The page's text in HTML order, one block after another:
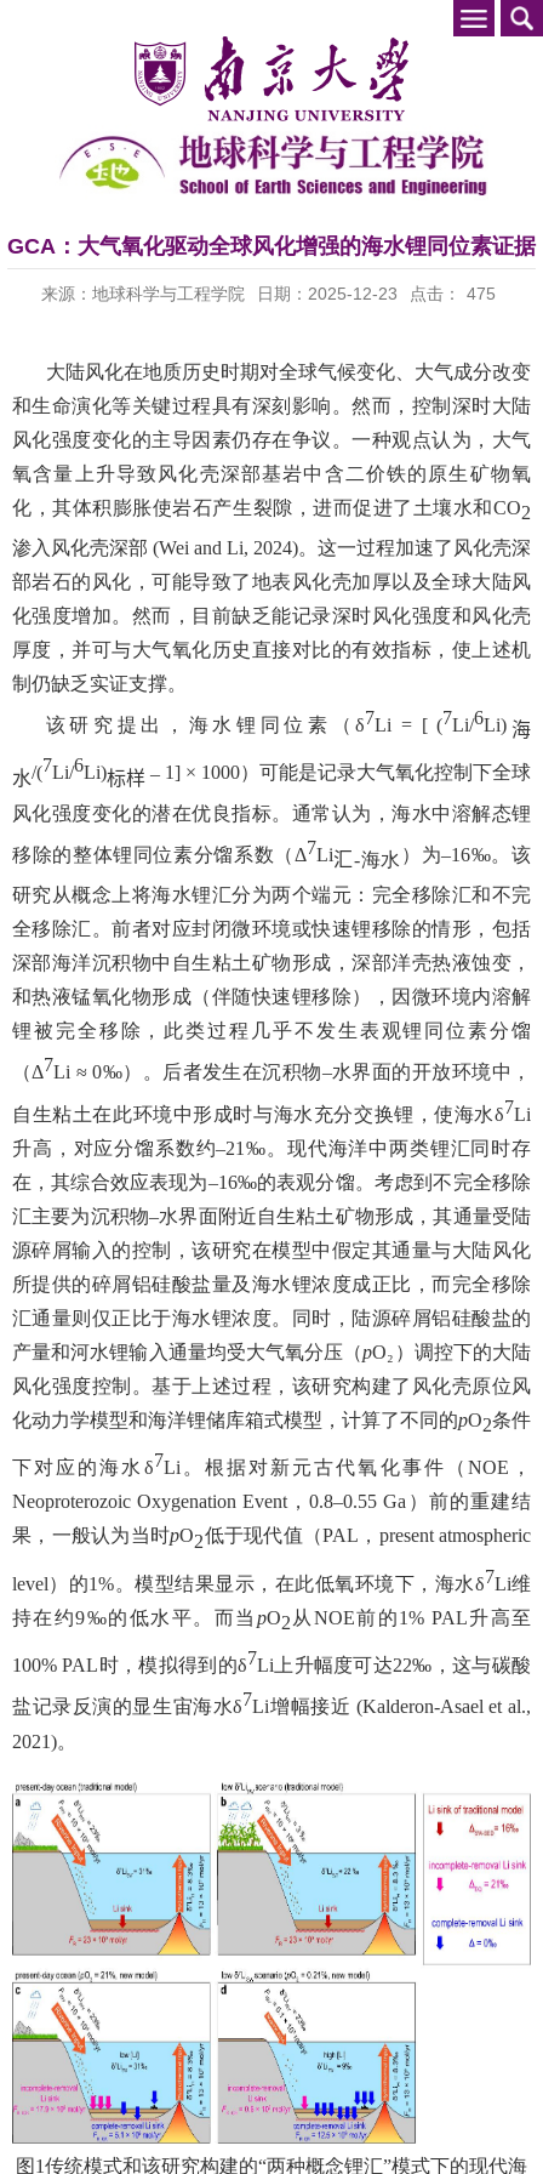
GCA：大气氧化驱动全球风化增强的海水锂同位素证据
来源：地球科学与工程学院 日期：2025-12-23 点击： 475
大陆风化在地质历史时期对全球气候变化、大气成分改变
和生命演化等关键过程具有深刻影响。然而，控制深时大陆
风化强度变化的主导因素仍存在争议。一种观点认为，大气
氧含量上升导致风化壳深部基岩中含二价铁的原生矿物氧
化，其体积膨胀使岩石产生裂隙，进而促进了土壤水和CO2
渗入风化壳深部 (Wei and Li, 2024)。这一过程加速了风化壳深
部岩石的风化，可能导致了地表风化壳加厚以及全球大陆风
化强度增加。然而，目前缺乏能记录深时风化强度和风化壳
厚度，并可与大气氧化历史直接对比的有效指标，使上述机
制仍缺乏实证支撑。
该研究提出，海水锂同位素（δ7Li = [ (7Li/6Li) 海
水/(7Li/6Li)标样 – 1] × 1000）可能是记录大气氧化控制下全球
风化强度变化的潜在优良指标。通常认为，海水中溶解态锂
移除的整体锂同位素分馏系数（Δ7Li汇-海水 ）为–16‰。该
研究从概念上将海水锂汇分为两个端元：完全移除汇和不完
全移除汇。前者对应封闭微环境或快速锂移除的情形，包括
深部海洋沉积物中自生粘土矿物形成，深部洋壳热液蚀变，
和热液锰氧化物形成（伴随快速锂移除），因微环境内溶解
锂被完全移除，此类过程几乎不发生表观锂同位素分馏
（Δ7Li ≈ 0‰）。后者发生在沉积物–水界面的开放环境中，
自生粘土在此环境中形成时与海水充分交换锂，使海水δ7Li
升高，对应分馏系数约–21‰。现代海洋中两类锂汇同时存
在，其综合效应表现为–16‰的表观分馏。考虑到不完全移除
汇主要为沉积物–水界面附近自生粘土矿物形成，其通量受陆
源碎屑输入的控制，该研究在模型中假定其通量与大陆风化
所提供的碎屑铝硅酸盐量及海水锂浓度成正比，而完全移除
汇通量则仅正比于海水锂浓度。同时，陆源碎屑铝硅酸盐的
产量和河水锂输入通量均受大气氧分压（pO₂ ）调控下的大陆
风化强度控制。基于上述过程，该研究构建了风化壳原位风
化动力学模型和海洋锂储库箱式模型，计算了不同的pO2条件
下对应的海水δ7Li。根据对新元古代氧化事件（NOE ，
Neoproterozoic Oxygenation Event，0.8–0.55 Ga ）前的重建结
果，一般认为当时pO2低于现代值（PAL ，present atmospheric
level）的1%。模型结果显示，在此低氧环境下，海水δ7Li维
持在约9‰的低水平。而当 pO2 从NOE前的1% PAL升高至
100% PAL时，模拟得到的δ7Li上升幅度可达22‰ ，这与碳酸
盐记录反演的显生宙海水δ7Li增幅接近 (Kalderon-Asael et al.,
2021)。
图1传统模式和该研究构建的“两种概念锂汇”模式下的现代海